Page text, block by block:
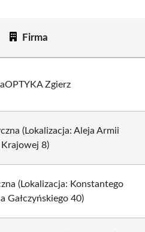
Firma
Zgierz
(Lokalizacja: Aleja Armii
Krajowej 8)
(Lokalizacja: Konstantego
Gałczyńskiego 40)